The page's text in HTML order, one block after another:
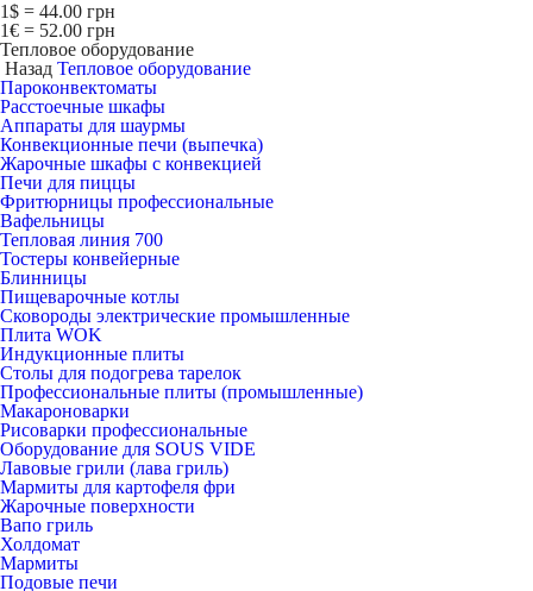
1$ = 44.00 грн
1€ = 52.00 грн
Тепловое оборудование
Назад Тепловое оборудование
Пароконвектоматы
Расcтоечные шкафы
Аппараты для шаурмы
Конвекционные печи (выпечка)
Жарочные шкафы с конвекцией
Печи для пиццы
Фритюрницы профессиональные
Вафельницы
Тепловая линия 700
Тостеры конвейерные
Блинницы
Пищеварочные котлы
Сковороды электрические промышленные
Плита WOK
Индукционные плиты
Столы для подогрева тарелок
Профессиональные плиты (промышленные)
Макароноварки
Рисоварки профессиональные
Оборудование для SOUS VIDE
Лавовые грили (лава гриль)
Мармиты для картофеля фри
Жарочные поверхности
Вапо гриль
Холдомат
Мармиты
Подовые печи